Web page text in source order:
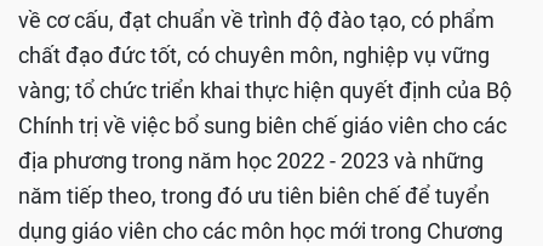
về cơ cấu, đạt chuẩn về trình độ đào tạo, có phẩm
chất đạo đức tốt, có chuyên môn, nghiệp vụ vững
vàng; tổ chức triển khai thực hiện quyết định của Bộ
Chính trị về việc bổ sung biên chế giáo viên cho các
địa phương trong năm học 2022 - 2023 và những
năm tiếp theo, trong đó ưu tiên biên chế để tuyển
dụng giáo viên cho các môn học mới trong Chương